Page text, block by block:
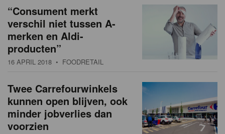
w
s
o
v
e
“Consument merkt
verschil niet tussen A-
merken en Aldi-
producten”
16 APRIL 2018 • FOODRETAIL
Twee Carrefourwinkels
kunnen open blijven, ook
minder jobverlies dan
voorzien
a
t
i
o
n